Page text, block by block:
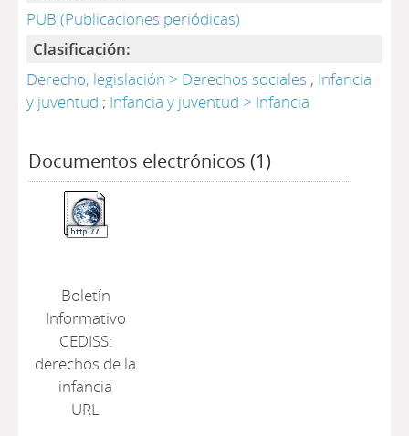
PUB (Publicaciones periódicas)
Clasificación:
Derecho, legislación > Derechos sociales ; Infancia
y juventud ; Infancia y juventud > Infancia
Documentos electrónicos (1)
Boletín
Informativo
CEDISS:
derechos de la
infancia
URL